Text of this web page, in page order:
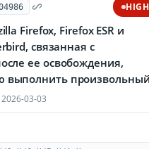
HIGH
Firefox, Firefox ESR и
связанная с
ее освобождения,
2026-03-03